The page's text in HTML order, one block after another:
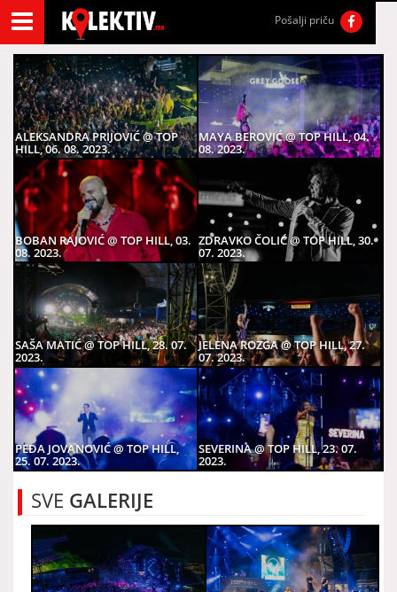
Pošalji priču
ALEKSANDRA PRIJOVIĆ @ TOP
HILL, 06. 08. 2023.
MAYA BEROVIĆ @ TOP HILL, 04.
08. 2023.
BOBAN RAJOVIĆ @ TOP HILL, 03.
08. 2023.
ZDRAVKO ČOLIĆ @ TOP HILL, 30.
07. 2023.
SAŠA MATIĆ @ TOP HILL, 28. 07.
2023.
JELENA ROZGA @ TOP HILL, 27.
07. 2023.
PEĐA JOVANOVIĆ @ TOP HILL,
25. 07. 2023.
SEVERINA @ TOP HILL, 23. 07.
2023.
SVE GALERIJE